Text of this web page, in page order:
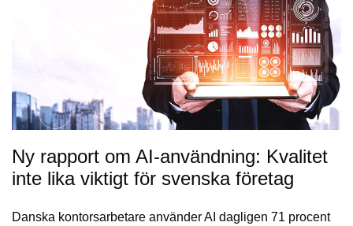
Ny rapport om AI-användning: Kvalitet
inte lika viktigt för svenska företag
Danska kontorsarbetare använder AI dagligen 71 procent